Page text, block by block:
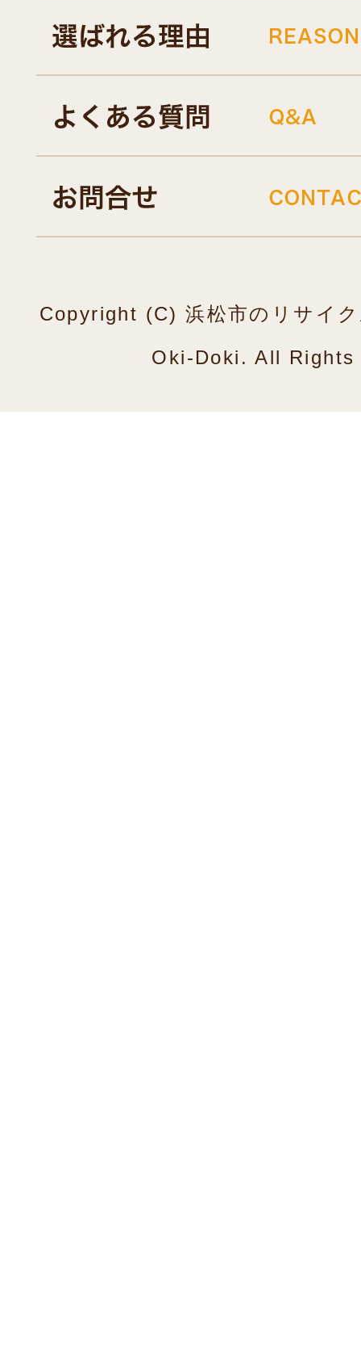
Copyright (C) 浜松市のリサイ
Oki-Doki. All Rights